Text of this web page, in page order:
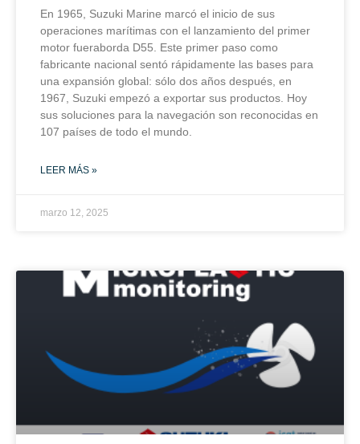
En 1965, Suzuki Marine marcó el inicio de sus
operaciones marítimas con el lanzamiento del primer
motor fueraborda D55. Este primer paso como
fabricante nacional sentó rápidamente las bases para
una expansión global: sólo dos años después, en
1967, Suzuki empezó a exportar sus productos. Hoy
sus soluciones para la navegación son reconocidas en
107 países de todo el mundo.
LEER MÁS »
marzo 12, 2025